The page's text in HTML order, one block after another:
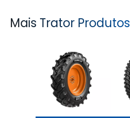
Mais Trator Produtos